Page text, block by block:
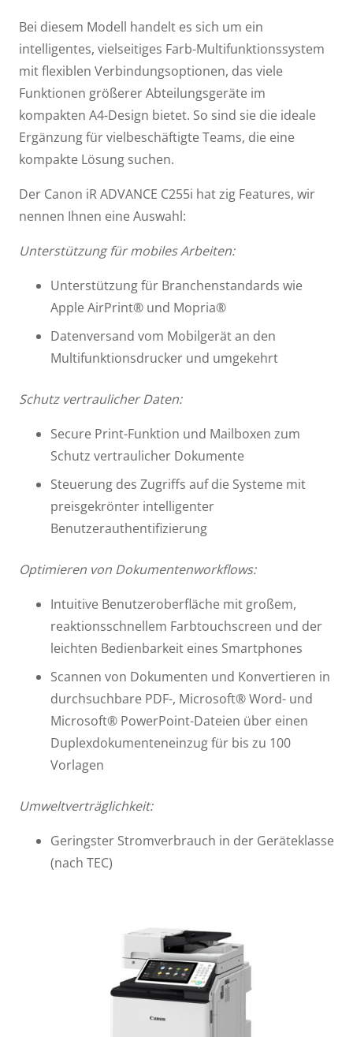
Bei diesem Modell handelt es sich um ein
intelligentes, vielseitiges Farb-Multifunktionssystem
mit flexiblen Verbindungsoptionen, das viele
Funktionen größerer Abteilungsgeräte im
kompakten A4-Design bietet. So sind sie die ideale
Ergänzung für vielbeschäftigte Teams, die eine
kompakte Lösung suchen.
Der Canon iR ADVANCE C255i hat zig Features, wir
nennen Ihnen eine Auswahl:
Unterstützung für mobiles Arbeiten:
Unterstützung für Branchenstandards wie
Apple AirPrint® und Mopria®
Datenversand vom Mobilgerät an den
Multifunktionsdrucker und umgekehrt
Schutz vertraulicher Daten:
Secure Print-Funktion und Mailboxen zum
Schutz vertraulicher Dokumente
Steuerung des Zugriffs auf die Systeme mit
preisgekrönter intelligenter
Benutzerauthentifizierung
Optimieren von Dokumentenworkflows:
Intuitive Benutzeroberfläche mit großem,
reaktionsschnellem Farbtouchscreen und der
leichten Bedienbarkeit eines Smartphones
Scannen von Dokumenten und Konvertieren in
durchsuchbare PDF-, Microsoft® Word- und
Microsoft® PowerPoint-Dateien über einen
Duplexdokumenteneinzug für bis zu 100
Vorlagen
Umweltverträglichkeit:
Geringster Stromverbrauch in der Geräteklasse
(nach TEC)